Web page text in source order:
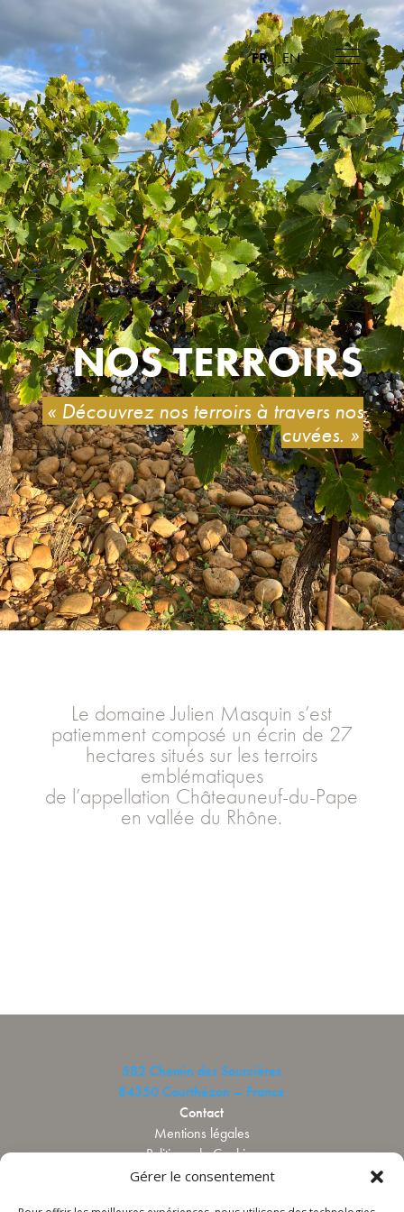
Gérer le consentement
FR|EN
NOS TERROIRS
« Découvrez nos terroirs à travers nos
cuvées. »
Le domaine Julien Masquin s’est
patiemment composé un écrin de 27
hectares situés sur les terroirs
emblématiques
de l’appellation Châteauneuf-du-Pape
en vallée du Rhône.
582 Chemin des Sourcières
84350 Courthézon – France
Contact
Mentions légales
Politique de Cookies